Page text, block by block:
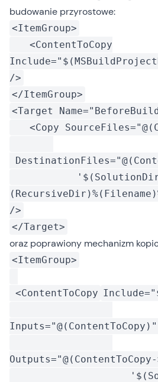
budowanie przyrostowe:
<ItemGroup>
<ContentToCopy
/>
</ItemGroup>
<Target
<Copy
/>
</Target>
oraz poprawiony mechanizm
<ItemGroup>
<ContentToCopy
Inputs="@(ContentToCopy)"